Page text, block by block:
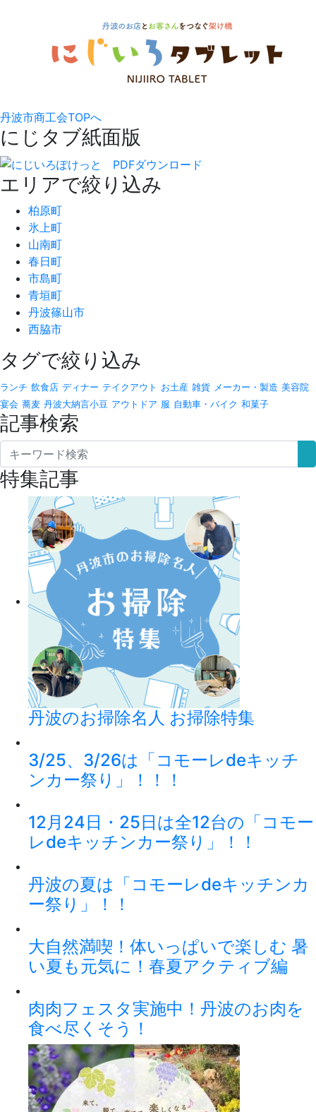
丹波市商工会TOPへ
にじタブ紙面版
エリアで絞り込み
柏原町
氷上町
山南町
春日町
市島町
青垣町
丹波篠山市
西脇市
タグで絞り込み
ランチ 飲食店 ディナー テイクアウト お土産 雑貨 メーカー・製造 美容院
宴会 蕎麦 丹波大納言小豆 アウトドア 服 自動車・バイク 和菓子
記事検索
特集記事
丹波のお掃除名人 お掃除特集
3/25、3/26は「コモーレdeキッチ
ンカー祭り」！！！
12月24日・25日は全12台の「コモー
レdeキッチンカー祭り」！！
丹波の夏は「コモーレdeキッチンカ
ー祭り」！！
大自然満喫！体いっぱいで楽しむ 暑
い夏も元気に！春夏アクティブ編
肉肉フェスタ実施中！丹波のお肉を
食べ尽くそう！